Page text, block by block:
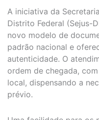
A iniciativa da
Distrito Federal (Sejus-
novo modelo de
padrão nacional e
autenticidade. O
ordem de chegada,
local, dispensando a
prévio.